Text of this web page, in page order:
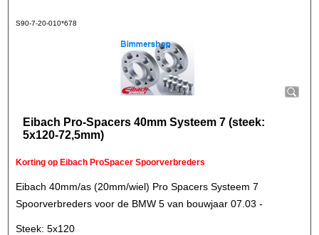
S90-7-20-010*678
Eibach Pro-Spacers 40mm Systeem 7 (steek:
5x120-72,5mm)
Korting op Eibach ProSpacer Spoorverbreders
Eibach 40mm/as (20mm/wiel) Pro Spacers Systeem 7
Spoorverbreders voor de BMW 5 van bouwjaar 07.03 -
Steek: 5x120